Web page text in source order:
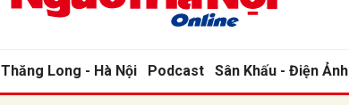
Thăng Long - Hà Nội Podcast Sân Khấu - Điện Ảnh